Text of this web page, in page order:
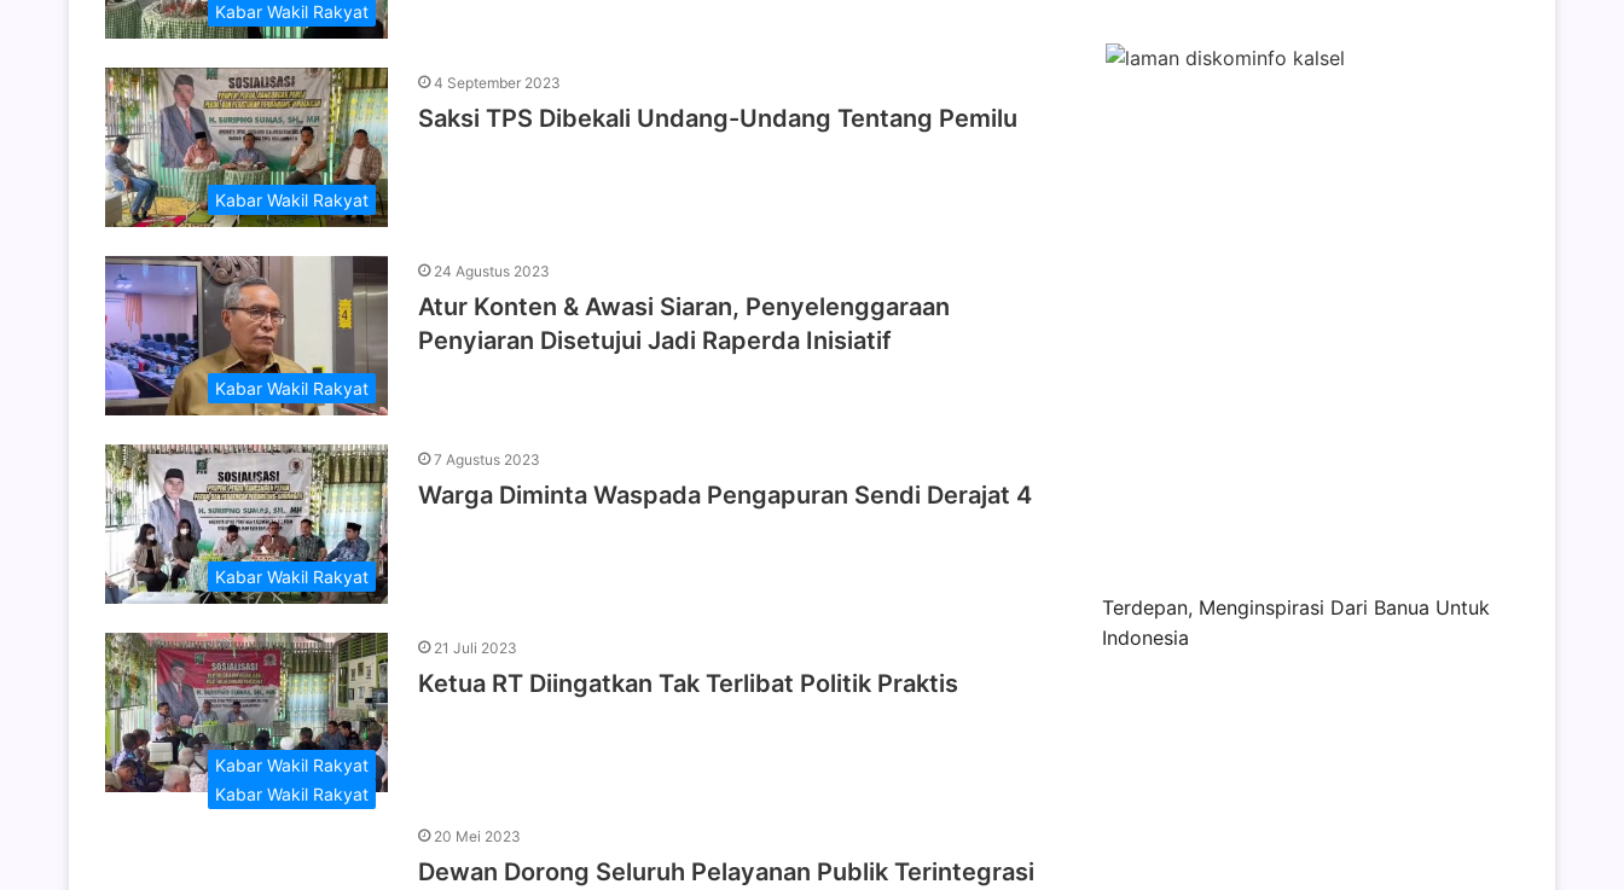
Kabar Wakil Rakyat
Kabar Wakil Rakyat
4 September 2023
Saksi TPS Dibekali Undang-Undang Tentang Pemilu
Kabar Wakil Rakyat
24 Agustus 2023
Atur Konten & Awasi Siaran, Penyelenggaraan
Penyiaran Disetujui Jadi Raperda Inisiatif
Kabar Wakil Rakyat
7 Agustus 2023
Warga Diminta Waspada Pengapuran Sendi Derajat 4
Kabar Wakil Rakyat
21 Juli 2023
Ketua RT Diingatkan Tak Terlibat Politik Praktis
Kabar Wakil Rakyat
20 Mei 2023
Dewan Dorong Seluruh Pelayanan Publik Terintegrasi
Terdepan, Menginspirasi Dari Banua Untuk
Indonesia